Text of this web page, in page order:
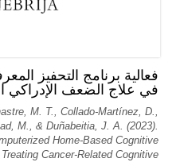
فعالية برنامج التحفيز
في علاج الضعف الإدراكي
M. T., Collado-Martínez, D.,
M., & Duñabeitia, J. A. (2023).
Home-Based Cognitive
Cancer-Related Cognitive